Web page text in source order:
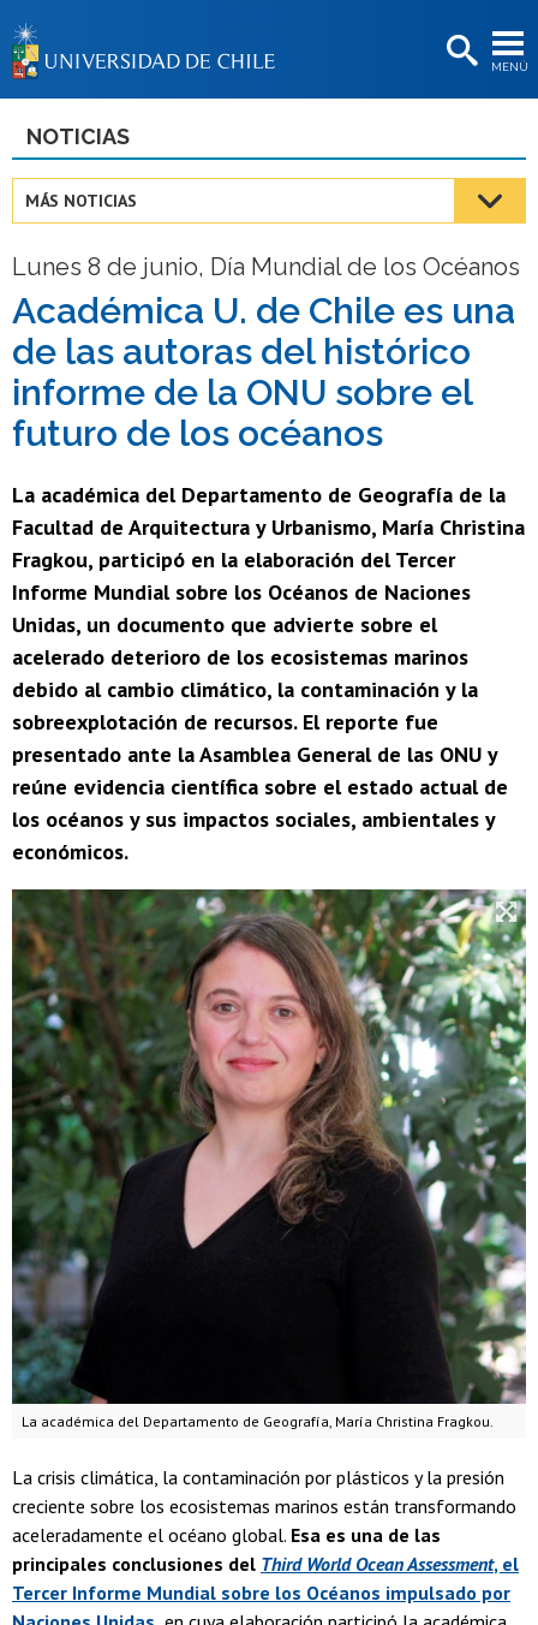
MENÚ
BIBLIOTECAS
Estudiantes
Académicas/os
Funcionarias/os
Egresadas/os
NOTICIAS
MÁS NOTICIAS
Lunes 8 de junio, Día Mundial de los Océanos
Académica U. de Chile es una
de las autoras del histórico
informe de la ONU sobre el
futuro de los océanos
La académica del Departamento de Geografía de la
Facultad de Arquitectura y Urbanismo, María Christina
Fragkou, participó en la elaboración del Tercer
Informe Mundial sobre los Océanos de Naciones
Unidas, un documento que advierte sobre el
acelerado deterioro de los ecosistemas marinos
debido al cambio climático, la contaminación y la
sobreexplotación de recursos. El reporte fue
presentado ante la Asamblea General de las ONU y
reúne evidencia científica sobre el estado actual de
los océanos y sus impactos sociales, ambientales y
económicos.
La académica del Departamento de Geografía, María Christina Fragkou.
La crisis climática, la contaminación por plásticos y la presión
creciente sobre los ecosistemas marinos están transformando
aceleradamente el océano global. Esa es una de las
principales conclusiones del Third World Ocean Assessment, el
Tercer Informe Mundial sobre los Océanos impulsado por